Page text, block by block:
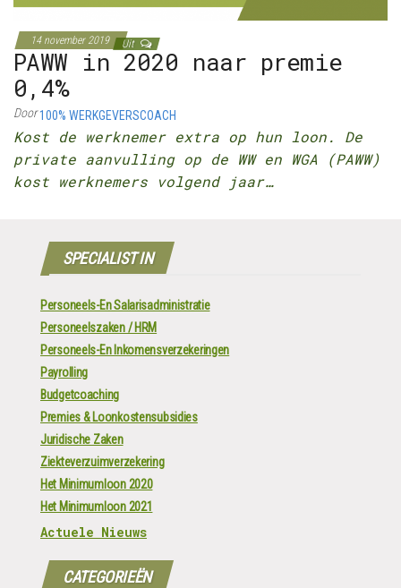
14 november 2019 Uit
PAWW in 2020 naar premie
0,4%
Door100% WERKGEVERSCOACH
Kost de werknemer extra op hun loon. De
private aanvulling op de WW en WGA (PAWW)
kost werknemers volgend jaar…
SPECIALIST IN
Personeels-En Salarisadministratie
Personeelszaken / HRM
Personeels-En Inkomensverzekeringen
Payrolling
Budgetcoaching
Premies & Loonkostensubsidies
Juridische Zaken
Ziekteverzuimverzekering
Het Minimumloon 2020
Het Minimumloon 2021
Actuele Nieuws
CATEGORIEËN